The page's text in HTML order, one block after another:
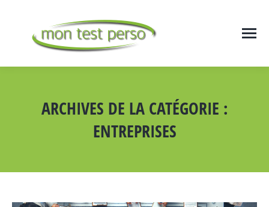
ARCHIVES DE LA CATÉGORIE :
ENTREPRISES